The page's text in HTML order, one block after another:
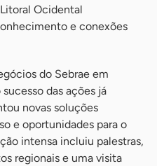
Ocidental
e conexões
do Sebrae em
das ações já
novas soluções
e oportunidades para o
intensa incluiu palestras,
regionais e uma visita